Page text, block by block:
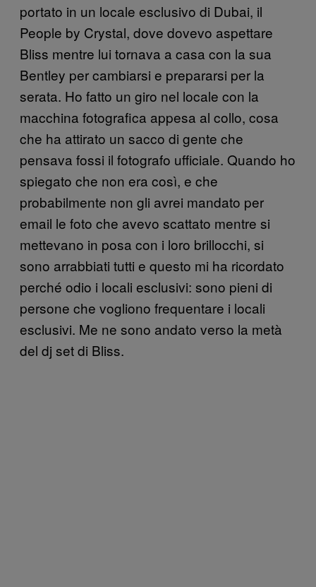
portato in un locale esclusivo di Dubai, il
People by Crystal, dove dovevo aspettare
Bliss mentre lui tornava a casa con la sua
Bentley per cambiarsi e prepararsi per la
serata. Ho fatto un giro nel locale con la
macchina fotografica appesa al collo, cosa
che ha attirato un sacco di gente che
pensava fossi il fotografo ufficiale. Quando ho
spiegato che non era così, e che
probabilmente non gli avrei mandato per
email le foto che avevo scattato mentre si
mettevano in posa con i loro brillocchi, si
sono arrabbiati tutti e questo mi ha ricordato
perché odio i locali esclusivi: sono pieni di
persone che vogliono frequentare i locali
esclusivi. Me ne sono andato verso la metà
del dj set di Bliss.